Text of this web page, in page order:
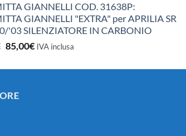
GIANNELLI COD. 31638P:
GIANNELLI "EXTRA" per APRILIA SR
'03 SILENZIATORE IN CARBONIO
Il
originale
90,00€.
85,00€Il
attuale
IVA inclusa